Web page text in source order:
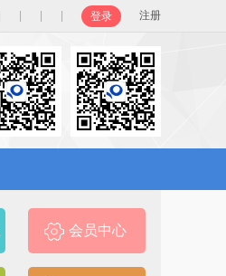
登录 注册
会员中心